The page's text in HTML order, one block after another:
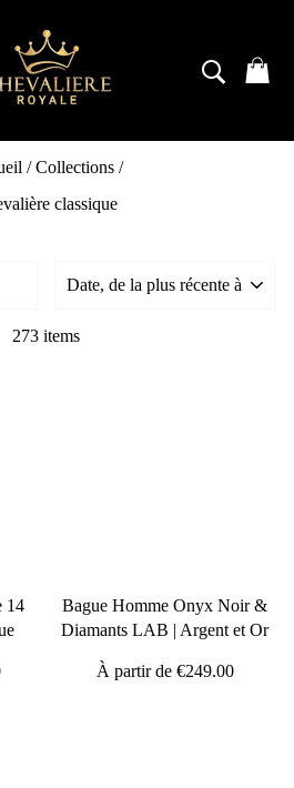
/ Collections /
classique
273 items
14
Bague Homme Onyx Noir &
Diamants LAB | Argent et Or
À partir de €249.00